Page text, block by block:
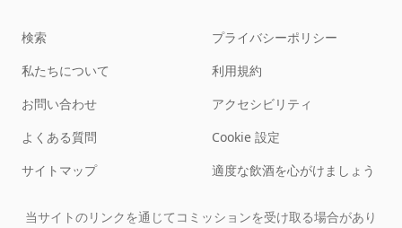
検索
私たちについて
お問い合わせ
よくある質問
サイトマップ
プライバシーポリシー
利用規約
アクセシビリティ
Cookie 設定
適度な飲酒を心がけましょう
当サイトのリンクを通じてコミッションを受け取る場合があり